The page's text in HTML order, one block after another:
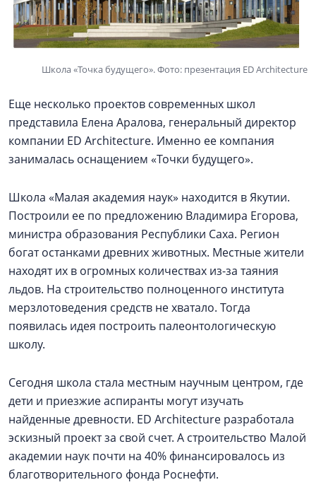
Школа «Точка будущего». Фото: презентация ED Architecture
Еще несколько проектов современных школ
представила Елена Аралова, генеральный директор
компании ED Architecture. Именно ее компания
занималась оснащением «Точки будущего».
Школа «Малая академия наук» находится в Якутии.
Построили ее по предложению Владимира Егорова,
министра образования Республики Саха. Регион
богат останками древних животных. Местные жители
находят их в огромных количествах из-за таяния
льдов. На строительство полноценного института
мерзлотоведения средств не хватало. Тогда
появилась идея построить палеонтологическую
школу.
Сегодня школа стала местным научным центром, где
дети и приезжие аспиранты могут изучать
найденные древности. ED Architecture разработала
эскизный проект за свой счет. А строительство Малой
академии наук почти на 40% финансировалось из
благотворительного фонда Роснефти.